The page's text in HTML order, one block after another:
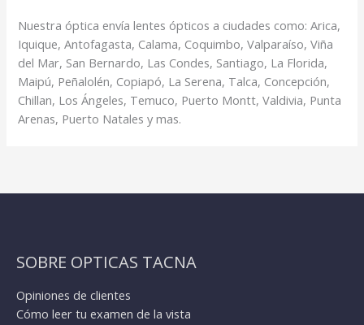
Nuestra óptica envía lentes ópticos a ciudades como: Arica,
Iquique, Antofagasta, Calama, Coquimbo, Valparaíso, Viña
del Mar, San Bernardo, Las Condes, Santiago, La Florida,
Maipú, Peñalolén, Copiapó, La Serena, Talca, Concepción,
Chillan, Los Ángeles, Temuco, Puerto Montt, Valdivia, Punta
Arenas, Puerto Natales y mas.
SOBRE OPTICAS TACNA
Opiniones de clientes
Cómo leer tu examen de la vista